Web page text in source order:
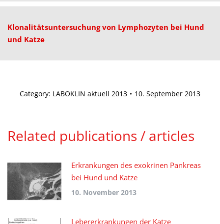
Klonalitätsuntersuchung von Lymphozyten bei Hund
und Katze
Category: LABOKLIN aktuell 2013 10. September 2013
Related publications / articles
Erkrankungen des exokrinen Pankreas
bei Hund und Katze
10. November 2013
Lebererkrankungen der Katze